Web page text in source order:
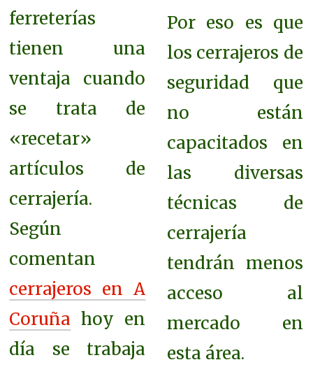
ferreterías
tienen una
ventaja cuando
se trata de
«recetar»
artículos de
cerrajería.
Según
comentan
cerrajeros en A
Coruña hoy en
día se trabaja
Por eso es que
los cerrajeros de
seguridad que
no están
capacitados en
las diversas
técnicas de
cerrajería
tendrán menos
acceso al
mercado en
esta área.